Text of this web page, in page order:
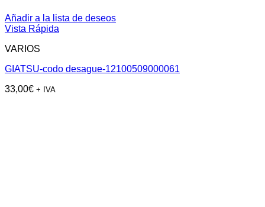
Añadir a la lista de deseos
Vista Rápida
VARIOS
GIATSU-codo desague-12100509000061
33,00€ + IVA